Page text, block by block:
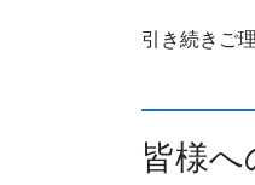
引き続きご
皆様へ